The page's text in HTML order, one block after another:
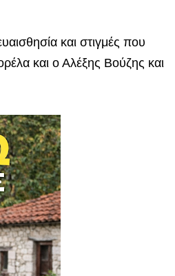
και στιγμές που
και ο Αλέξης Βούζης και